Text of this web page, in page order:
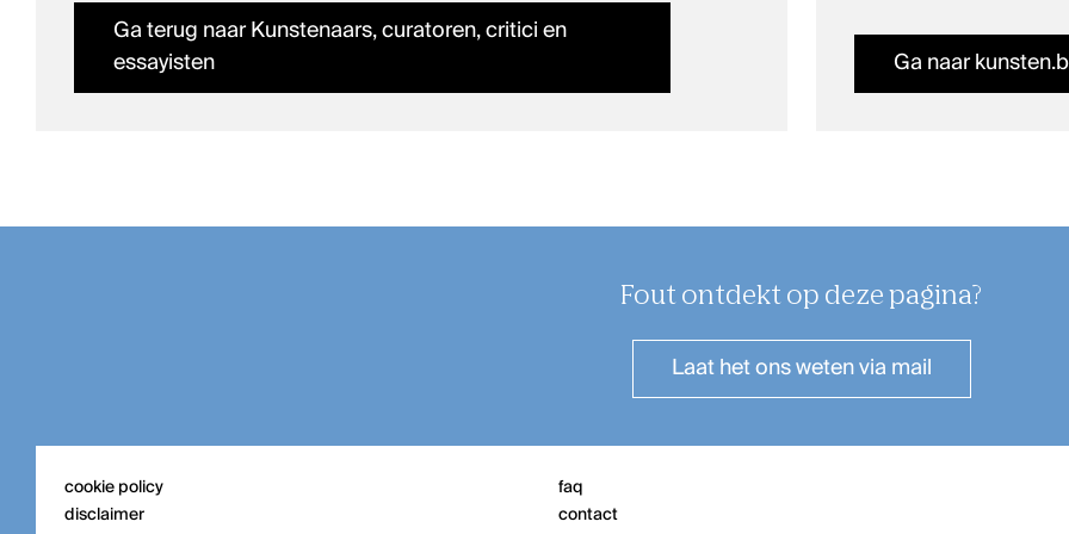
Ga terug naar Kunstenaars, curatoren, critici en
essayisten
Ga naar
Fout ontdekt op deze pagina?
Laat het ons wetenvia mail
cookie policy
disclaimer
faq
contact